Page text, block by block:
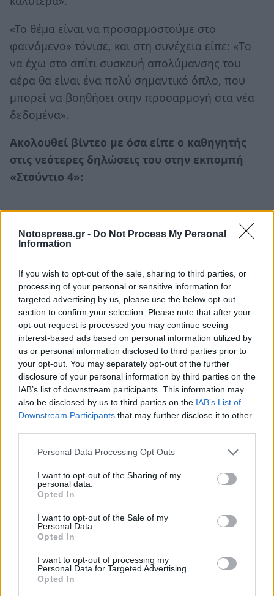
Notospress.gr - Do Not Process My Personal
Information
If you wish to opt-out of the sale, sharing to third parties, or
processing of your personal or sensitive information for
targeted advertising by us, please use the below opt-out
section to confirm your selection. Please note that after your
opt-out request is processed you may continue seeing
interest-based ads based on personal information utilized by
us or personal information disclosed to third parties prior to
your opt-out. You may separately opt-out of the further
disclosure of your personal information by third parties on the
IAB’s list of downstream participants. This information may
also be disclosed by us to third parties on the IAB’s List of
Downstream Participants that may further disclose it to other
Personal Data Processing Opt Outs
I want to opt-out of the Sharing of my
personal data.
Opted In
I want to opt-out of the Sale of my
Personal Data.
Opted In
I want to opt-out of processing my
Personal Data for Targeted Advertising.
Opted In
«Το θέμα είναι να προσαρμοστούμε στο
φαινόμενο» τόνισε, και στη συνέχεια είπε: «Tο
να έχω στο σπίτι συσκευή απολύμανσης του
αέρα θα είναι ένα πολύ σημαντικό όπλο, που
μπορεί να βοηθήσει στην προσαρμογή στα νέα
δεδομένα».
Ακολουθεί βίντεο με όσα είπε ο καθηγητής
στις νεότερες δηλώσεις του στην εκπομπή
«Στούντιο 4»:
Ακολουθήστε το notospress.grστο Google News και
μάθετε πρώτοιόλες τις ειδήσεις
ΚΛΙΜΑΤΙΚΗ ΑΛΛΑΓΗ
ΣΩΜΑΤΙΔΙΑ